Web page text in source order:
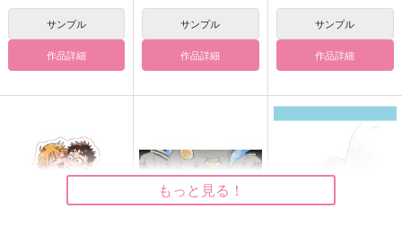
サンプル
作品詳細
サンプル
作品詳細
サンプル
作品詳細
もっと見る！